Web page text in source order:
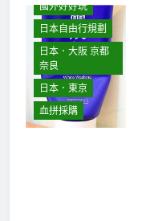
國外好好玩
日本自由行規劃
日本．大阪 京都
奈良
日本．東京
血拼採購